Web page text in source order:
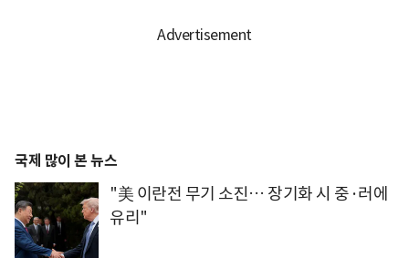
국제 많이 본 뉴스
"美 이란전 무기 소진… 장기화 시 중·러에
유리"